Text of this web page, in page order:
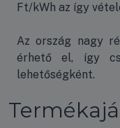
Ft/kWh az így
Az ország nagy
érhető el, így
lehetőségként.